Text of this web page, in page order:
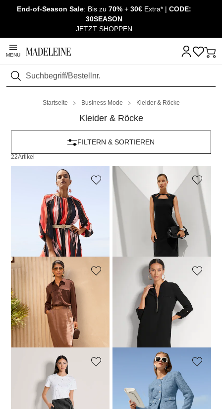
Überspringe Navigation, direkt zum Content
End-of-Season Sale: Bis zu 70% + 30€ Extra* | CODE:
30SEASON
JETZT SHOPPEN
MENU
Suchen
Startseite Business Mode Kleider & Röcke
Kleider & Röcke
22Artikel
FILTERN & SORTIEREN
MADELEINE
Tailliertes Midi-Kleid
199,95 €
30-Tage-Bestpreis**: 149,95 €
MADELEINE
Ärmelloses Etuikleid mit Cut-Outs
129,95 €
30-Tage-Bestpreis**: 79,95 €
MADELEINE
39,95 €
149,95 €
30-Tage-Bestpreis**: 69,95 €
MADELEINE
Kleid mit Taschen
179,95 €
30-Tage-Bestpreis**: 139,95 €
MADELEINE
Bleistiftrock mit Nadelstreifen
119,95 €
Bleistiftrock in Bouclé-Qualität
69,95 € 139,95 €